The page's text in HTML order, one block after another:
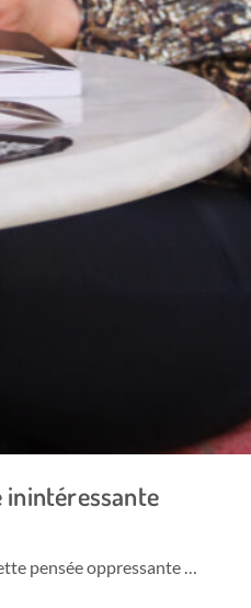
inintéressante
pensée oppressante …